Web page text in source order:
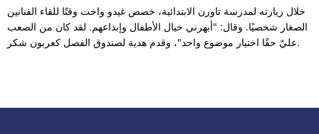
خلال زيارته لمدرسة تاورن الابتدائية، خصص غيدو واخت وقتًا للقاء الفنانين
الصغار شخصيًا. وقال: "أبهرني خيال الأطفال وإبداعهم. لقد كان من الصعب
عليّ حقًا اختيار موضوع واحد"، وقدم هدية لصندوق الفصل كعربون شكر.